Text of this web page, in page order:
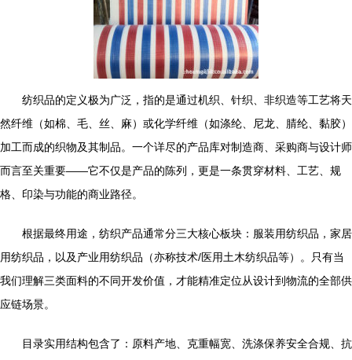
纺织品的定义极为广泛，指的是通过机织、针织、非织造等工艺将天
然纤维（如棉、毛、丝、麻）或化学纤维（如涤纶、尼龙、腈纶、黏胶）
加工而成的织物及其制品。一个详尽的产品库对制造商、采购商与设计师
而言至关重要——它不仅是产品的陈列，更是一条贯穿材料、工艺、规
格、印染与功能的商业路径。
根据最终用途，纺织产品通常分三大核心板块：服装用纺织品，家居
用纺织品，以及产业用纺织品（亦称技术/医用土木纺织品等）。只有当
我们理解三类面料的不同开发价值，才能精准定位从设计到物流的全部供
应链场景。
目录实用结构包含了：原料产地、克重幅宽、洗涤保养安全合规、抗